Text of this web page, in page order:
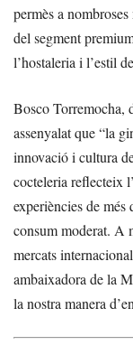
permès a
del segment
l’hostaleria i l’estil
Bosco Torremocha,
assenyalat que “la
innovació i cultura
cocteleria reflecteix
experiències de
consum moderat. A
mercats
ambaixadora de la
la nostra manera